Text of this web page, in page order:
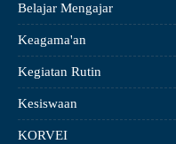
Belajar Mengajar
Keagama'an
Kegiatan Rutin
Kesiswaan
KORVEI